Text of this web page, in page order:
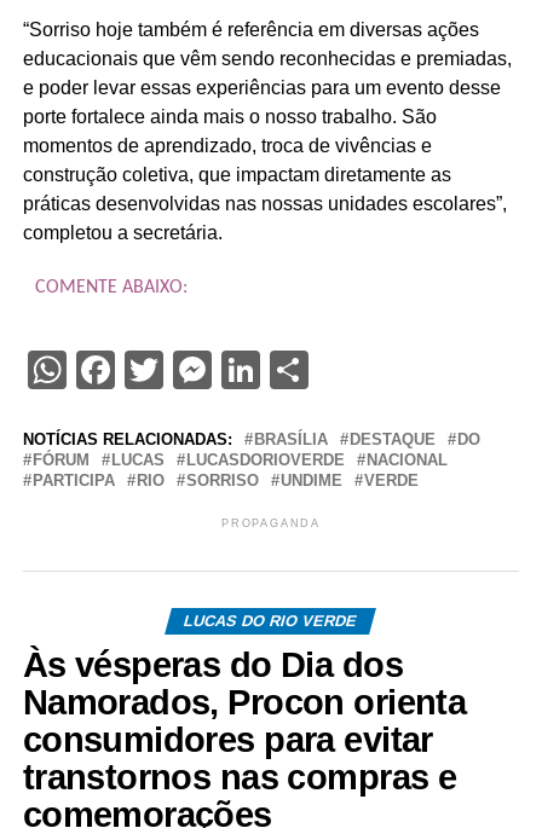
“Sorriso hoje também é referência em diversas ações
educacionais que vêm sendo reconhecidas e premiadas,
e poder levar essas experiências para um evento desse
porte fortalece ainda mais o nosso trabalho. São
momentos de aprendizado, troca de vivências e
construção coletiva, que impactam diretamente as
práticas desenvolvidas nas nossas unidades escolares”,
completou a secretária.
COMENTE ABAIXO:
WhatsApp
Facebook
Twitter
Messenger
LinkedIn
Share
NOTÍCIAS RELACIONADAS: BRASÍLIA DESTAQUE
DO
FÓRUM
LUCAS LUCASDORIOVERDE
NACIONAL
PARTICIPA
RIO SORRISO UNDIME VERDE
PROPAGANDA
LUCAS DO RIO VERDE
Às vésperas do Dia dos
Namorados, Procon orienta
consumidores para evitar
transtornos nas compras e
comemorações